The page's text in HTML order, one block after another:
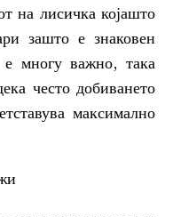
на лисичка којашто
зашто е знаковен
многу важно, така
често добиването
максимално